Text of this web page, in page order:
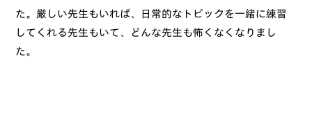
た。厳しい先生もいれば、日常的なトピックを一緒に練習
してくれる先生もいて、どんな先生も怖くなくなりまし
た。